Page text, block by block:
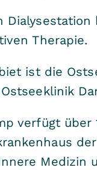
Therapie.
ist die
verfügt
Medizin